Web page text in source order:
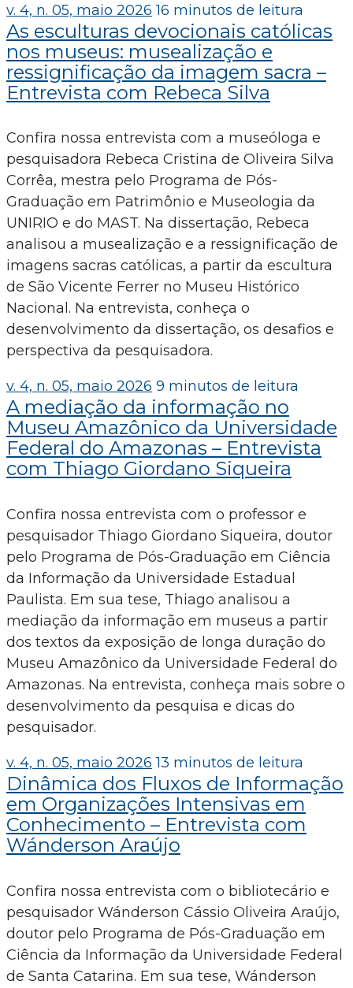
v. 4, n. 05, maio 2026 16 minutos de leitura
As esculturas devocionais católicas
nos museus: musealização e
ressignificação da imagem sacra –
Entrevista com Rebeca Silva
Confira nossa entrevista com a museóloga e
pesquisadora Rebeca Cristina de Oliveira Silva
Corrêa, mestra pelo Programa de Pós-
Graduação em Patrimônio e Museologia da
UNIRIO e do MAST. Na dissertação, Rebeca
analisou a musealização e a ressignificação de
imagens sacras católicas, a partir da escultura
de São Vicente Ferrer no Museu Histórico
Nacional. Na entrevista, conheça o
desenvolvimento da dissertação, os desafios e
perspectiva da pesquisadora.
v. 4, n. 05, maio 2026 9 minutos de leitura
A mediação da informação no
Museu Amazônico da Universidade
Federal do Amazonas – Entrevista
com Thiago Giordano Siqueira
Confira nossa entrevista com o professor e
pesquisador Thiago Giordano Siqueira, doutor
pelo Programa de Pós-Graduação em Ciência
da Informação da Universidade Estadual
Paulista. Em sua tese, Thiago analisou a
mediação da informação em museus a partir
dos textos da exposição de longa duração do
Museu Amazônico da Universidade Federal do
Amazonas. Na entrevista, conheça mais sobre o
desenvolvimento da pesquisa e dicas do
pesquisador.
v. 4, n. 05, maio 2026 13 minutos de leitura
Dinâmica dos Fluxos de Informação
em Organizações Intensivas em
Conhecimento – Entrevista com
Wánderson Araújo
Confira nossa entrevista com o bibliotecário e
pesquisador Wánderson Cássio Oliveira Araújo,
doutor pelo Programa de Pós-Graduação em
Ciência da Informação da Universidade Federal
de Santa Catarina. Em sua tese, Wánderson